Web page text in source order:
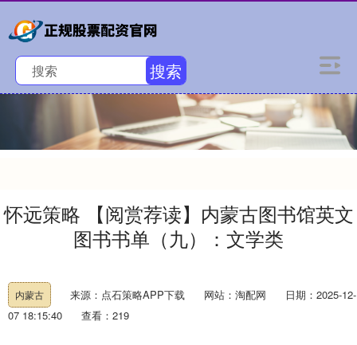
搜索
怀远策略 【阅赏荐读】内蒙古图书馆英文
图书书单（九）：文学类
内蒙古 来源：点石策略APP下载 网站：淘配网
日期：2025-12-
07 18:15:40
查看：219